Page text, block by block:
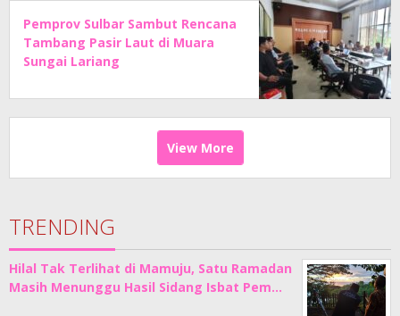
Pemprov Sulbar Sambut Rencana
Tambang Pasir Laut di Muara
Sungai Lariang
View More
TRENDING
Hilal Tak Terlihat di Mamuju, Satu Ramadan
Masih Menunggu Hasil Sidang Isbat Pem…